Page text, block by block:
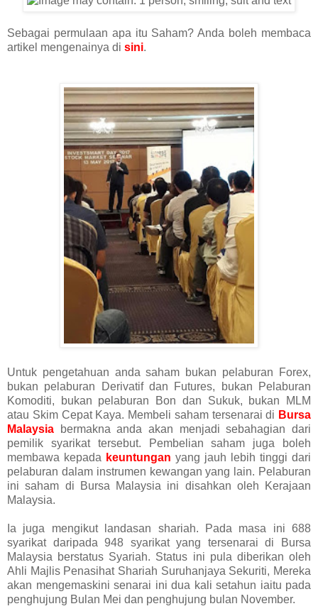
Sebagai permulaan apa itu Saham? Anda boleh membaca
artikel mengenainya di sini.
Untuk pengetahuan anda saham bukan pelaburan Forex,
bukan pelaburan Derivatif dan Futures, bukan Pelaburan
Komoditi, bukan pelaburan Bon dan Sukuk, bukan MLM
atau Skim Cepat Kaya. Membeli saham tersenarai di Bursa
Malaysia bermakna anda akan menjadi sebahagian dari
pemilik syarikat tersebut. Pembelian saham juga boleh
membawa kepada keuntungan yang jauh lebih tinggi dari
pelaburan dalam instrumen kewangan yang lain. Pelaburan
ini saham di Bursa Malaysia ini disahkan oleh Kerajaan
Malaysia.
Ia juga mengikut landasan shariah. Pada masa ini 688
syarikat daripada 948 syarikat yang tersenarai di Bursa
Malaysia berstatus Syariah. Status ini pula diberikan oleh
Ahli Majlis Penasihat Shariah Suruhanjaya Sekuriti, Mereka
akan mengemaskini senarai ini dua kali setahun iaitu pada
penghujung Bulan Mei dan penghujung bulan November.